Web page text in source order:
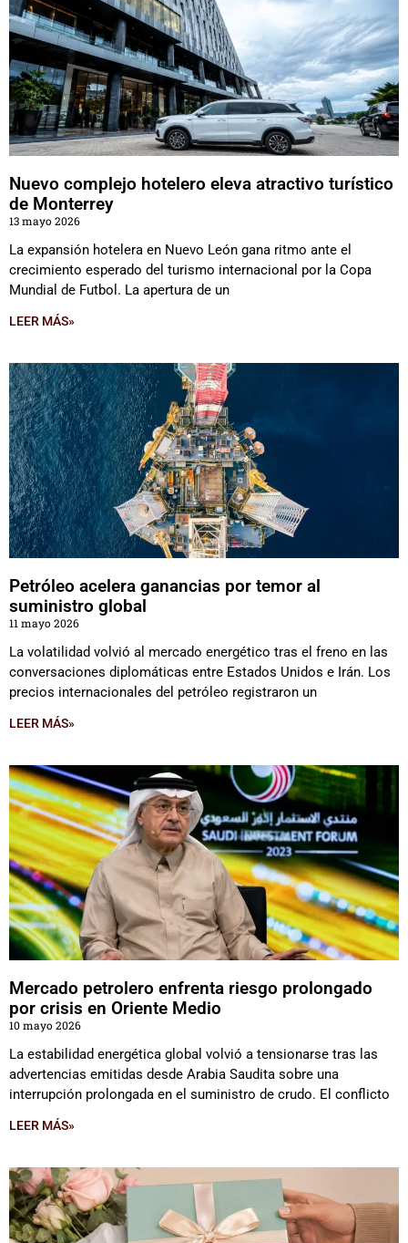
Nuevo complejo hotelero eleva atractivo turístico
de Monterrey
13 mayo 2026
La expansión hotelera en Nuevo León gana ritmo ante el
crecimiento esperado del turismo internacional por la Copa
Mundial de Futbol. La apertura de un
LEER MÁS»
Petróleo acelera ganancias por temor al
suministro global
11 mayo 2026
La volatilidad volvió al mercado energético tras el freno en las
conversaciones diplomáticas entre Estados Unidos e Irán. Los
precios internacionales del petróleo registraron un
LEER MÁS»
Mercado petrolero enfrenta riesgo prolongado
por crisis en Oriente Medio
10 mayo 2026
La estabilidad energética global volvió a tensionarse tras las
advertencias emitidas desde Arabia Saudita sobre una
interrupción prolongada en el suministro de crudo. El conflicto
LEER MÁS»